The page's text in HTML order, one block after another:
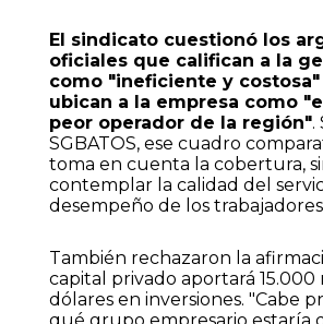
El sindicato cuestionó los
oficiales que califican a la
como "ineficiente y
ubican a la empresa como
peor operador de la región".
SGBATOS, ese cuadro
toma en cuenta la cobertura,
contemplar la calidad del
desempeño de los
También rechazaron la
capital privado aportará 15.000
dólares en inversiones. "Cabe
qué grupo empresario estaría